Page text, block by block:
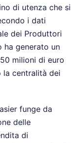
di utenza che si
i dati
dei Produttori
ha generato un
milioni di euro
la centralità dei
funge da
delle
di